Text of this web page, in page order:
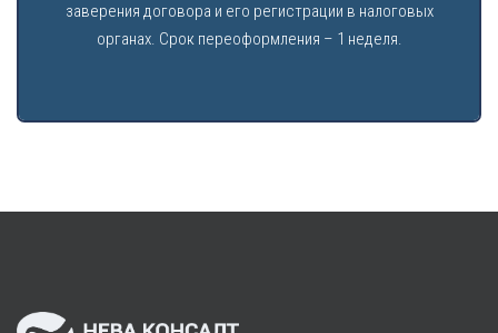
заверения договора и его регистрации в налоговых
органах. Срок переоформления – 1 неделя.